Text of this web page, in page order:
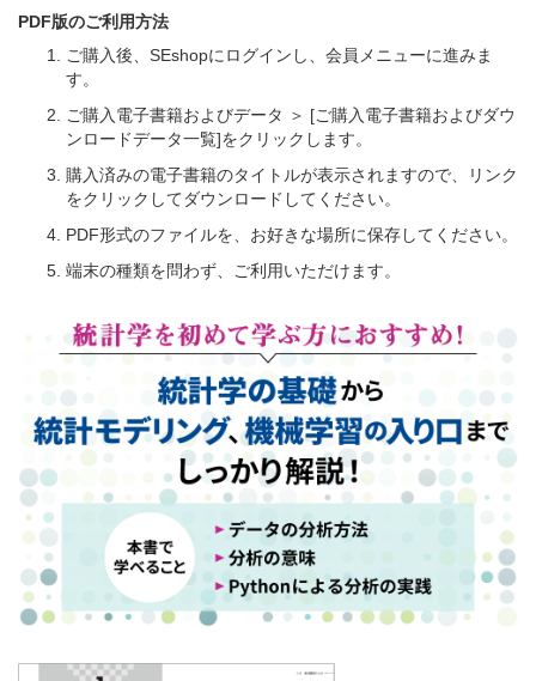
PDF版のご利用方法
ご購入後、SEshopにログインし、会員メニューに進みま
す。
ご購入電子書籍およびデータ ＞ [ご購入電子書籍およびダウ
ンロードデータ一覧]をクリックします。
購入済みの電子書籍のタイトルが表示されますので、リンク
をクリックしてダウンロードしてください。
PDF形式のファイルを、お好きな場所に保存してください。
端末の種類を問わず、ご利用いただけます。